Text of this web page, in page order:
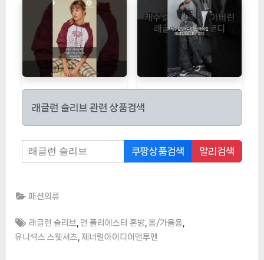
래글런 슬리브 관련 상품검색
쿠팡상품검색 알리검색
패션의류
Tags:
래글런 슬리브 면 폴리에스터 혼방 ,봄/가을용
유니섹스 스웻셔츠 제너럴아이디어맨투맨